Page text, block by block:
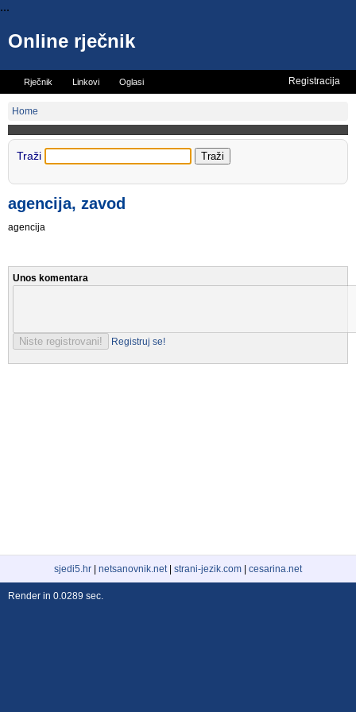
...
Online rječnik
Rječnik Linkovi Oglasi Registracija
Home
Traži
agencija, zavod
agencija
Unos komentara
Registruj se!
sjedi5.hr netsanovnik.net| strani-jezik.com cesarina.net
Render in 0.0289 sec.